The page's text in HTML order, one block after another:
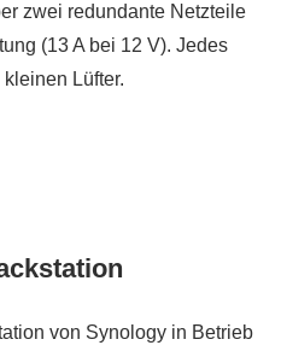
zwei redundante Netzteile
(13 A bei 12 V). Jedes
Lüfter.
von Synology in Betrieb